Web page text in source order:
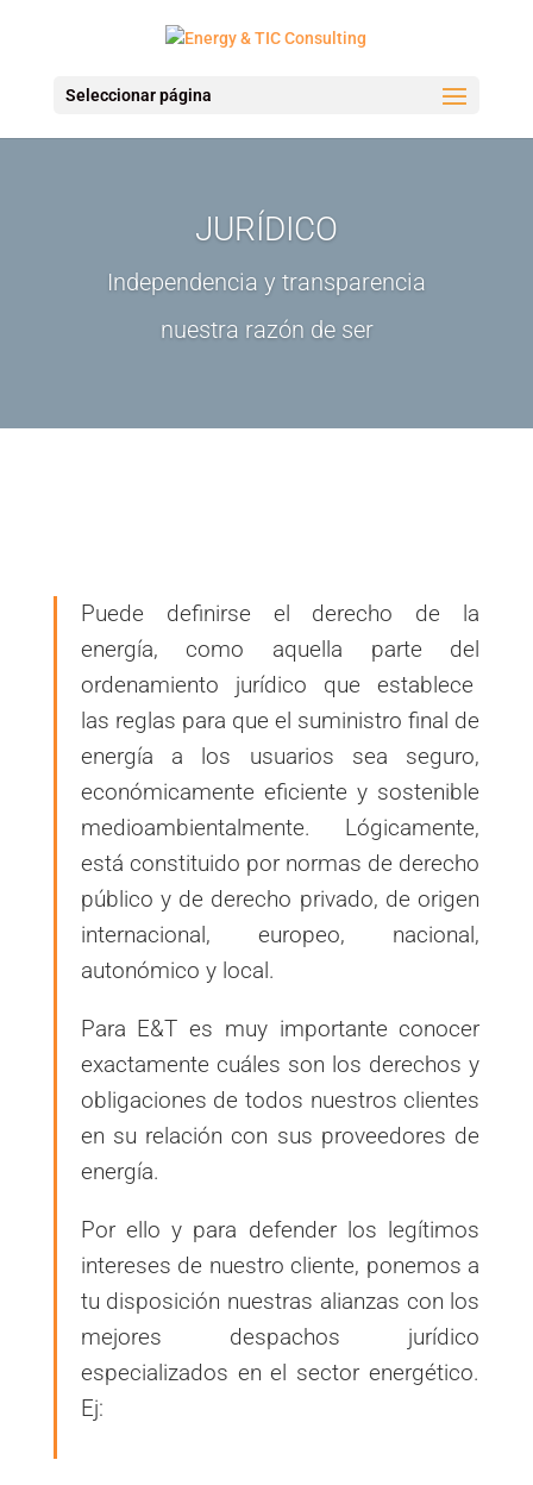
Seleccionar página
JURÍDICO
Independencia y transparencia
nuestra razón de ser
Puede definirse el derecho de la
energía, como aquella parte del
ordenamiento jurídico que establece
las reglas para que el suministro final de
energía a los usuarios sea seguro,
económicamente eficiente y sostenible
medioambientalmente. Lógicamente,
está constituido por normas de derecho
público y de derecho privado, de origen
internacional, europeo, nacional,
autonómico y local.
Para E&T es muy importante conocer
exactamente cuáles son los derechos y
obligaciones de todos nuestros clientes
en su relación con sus proveedores de
energía.
Por ello y para defender los legítimos
intereses de nuestro cliente, ponemos a
tu disposición nuestras alianzas con los
mejores despachos jurídico
especializados en el sector energético.
Ej: